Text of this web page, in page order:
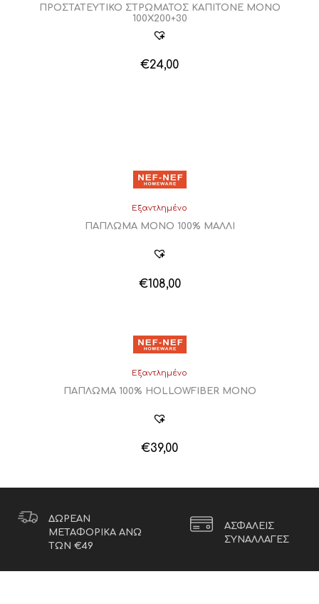
ΠΡΟΣΤΑΤΕΥΤΙΚΟ ΣΤΡΩΜΑΤΟΣ ΚΑΠΙΤΟΝΕ ΜΟΝΟ
100Χ200+30
€24,00
Εξαντλημένο
ΠΑΠΛΩΜΑ ΜΟΝΟ 100% ΜΑΛΛΙ
€108,00
Εξαντλημένο
ΠΑΠΛΩΜΑ 100% HOLLOWFIBER ΜΟΝΟ
€39,00
ΔΩΡΕΑΝ
ΜΕΤΑΦΟΡΙΚΑ ΑΝΩ
ΤΩΝ €49
ΑΣΦΑΛΕΙΣ
ΣΥΝΑΛΛΑΓΕΣ